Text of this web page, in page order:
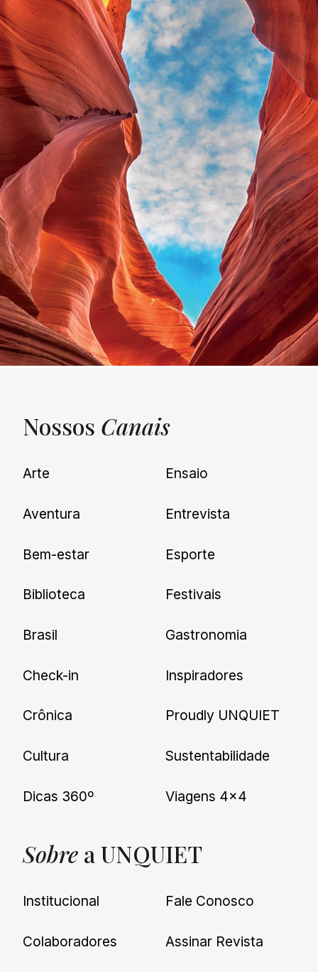
UNQUIET
Newsletter
nossas novidades.
Nossos Canais
Arte
Aventura
Bem-estar
Biblioteca
Brasil
Check-in
Crônica
Cultura
Dicas 360º
Ensaio
Entrevista
Esporte
Festivais
Gastronomia
Inspiradores
Proudly UNQUIET
Sustentabilidade
Viagens 4×4
Sobre a UNQUIET
Institucional
Colaboradores
Fale Conosco
Assinar Revista